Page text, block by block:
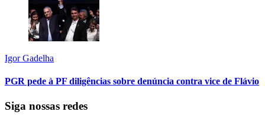
Igor Gadelha
PGR pede à PF diligências sobre denúncia contra vice de Flávio
Siga nossas redes